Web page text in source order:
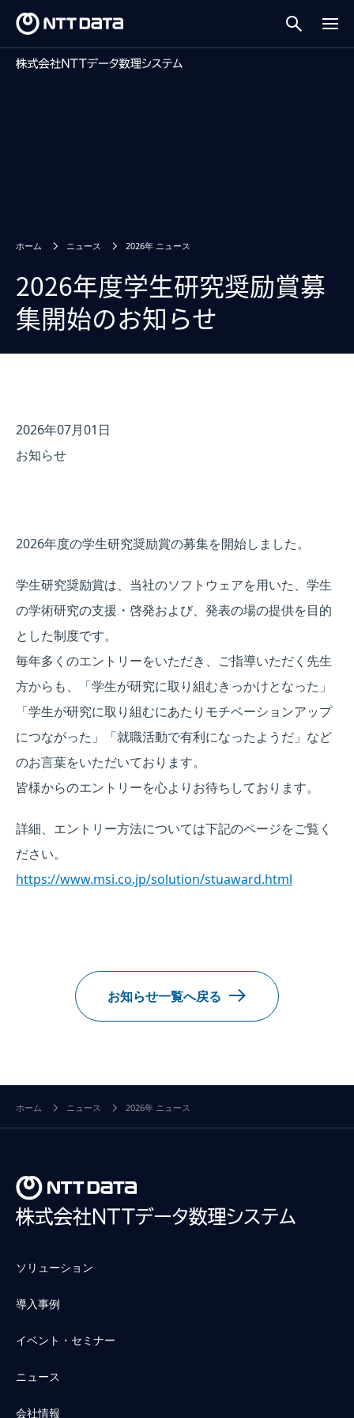
ホーム ニュース 2026年 ニュース
2026年度学生研究奨励賞募
集開始のお知らせ
2026年07月01日
お知らせ
2026年度の学生研究奨励賞の募集を開始しました。
学生研究奨励賞は、当社のソフトウェアを用いた、学生
の学術研究の支援・啓発および、発表の場の提供を目的
とした制度です。
毎年多くのエントリーをいただき、ご指導いただく先生
方からも、「学生が研究に取り組むきっかけとなった」
「学生が研究に取り組むにあたりモチベーションアップ
につながった」「就職活動で有利になったようだ」など
のお言葉をいただいております。
皆様からのエントリーを心よりお待ちしております。
詳細、エントリー方法については下記のページをご覧く
ださい。
https://www.msi.co.jp/solution/stuaward.html
お知らせ一覧へ戻る
ホーム ニュース 2026年 ニュース
ソリューション
導入事例
イベント・セミナー
ニュース
会社情報